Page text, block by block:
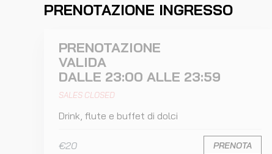
PRENOTAZIONE INGRESSO
PRENOTAZIONE
VALIDA
DALLE 23:00 ALLE 23:59
SALES CLOSED
Drink, flute e buffet di dolci
€20 PRENOTA